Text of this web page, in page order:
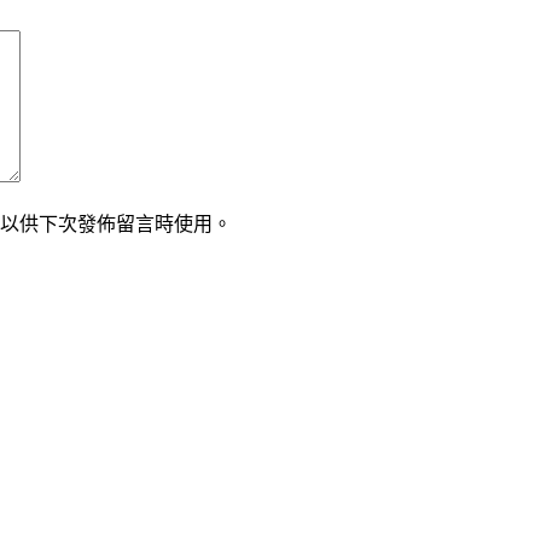
供下次發佈留言時使用。